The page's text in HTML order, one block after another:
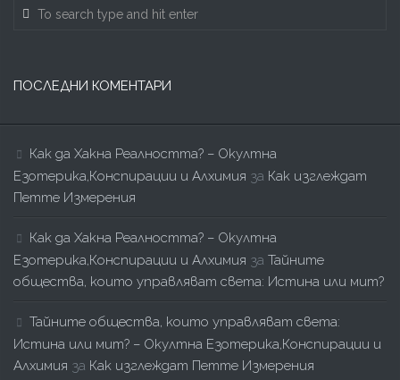
ПОСЛЕДНИ КОМЕНТАРИ
Как да Хакна Реалността? – Окултна
Езотерика,Конспирации и Алхимия за Как изглеждат
Петте Измерения
Как да Хакна Реалността? – Окултна
Езотерика,Конспирации и Алхимия за Тайните
общества, които управляват света: Истина или мит?
Тайните общества, които управляват света:
Истина или мит? – Окултна Езотерика,Конспирации и
Алхимия за Как изглеждат Петте Измерения